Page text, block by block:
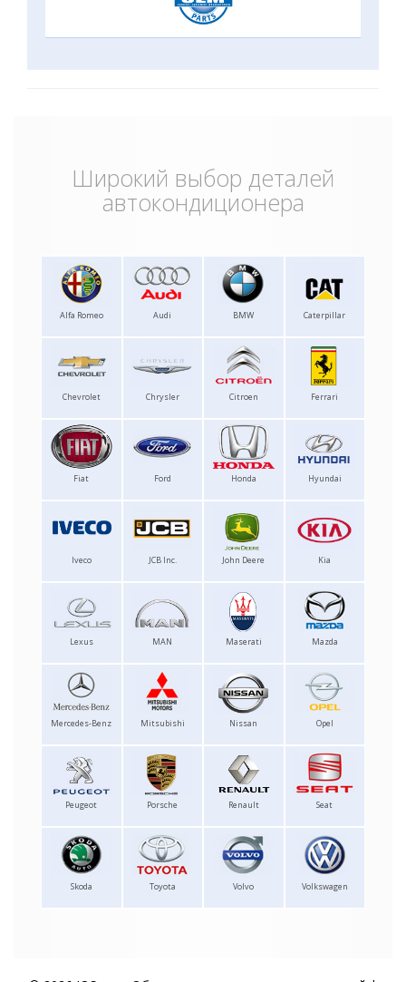
Широкий выбор деталей
автокондиционера
Alfa Romeo Audi BMW Caterpillar
Chevrolet Chrysler Citroen Ferrari
Fiat Ford Honda Hyundai
Iveco JCB Inc. John Deere Kia
Lexus MAN Maserati Mazda
Mercedes-Benz Mitsubishi Nissan Opel
Peugeot Porsche Renault Seat
Skoda Toyota Volvo Volkswagen